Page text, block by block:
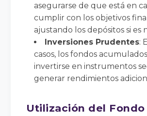
asegurarse de que está en
cumplir con los objetivos
ajustando los depósitos si es
Inversiones Prudentes:
casos, los fondos
invertirse en instrumentos
generar rendimientos
Utilización del Fondo